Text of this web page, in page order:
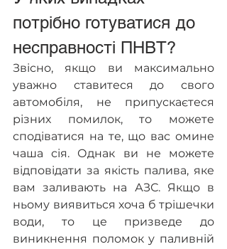
потрібно готуватися до
несправності ПНВТ?
Звісно, якщо ви максимально
уважно ставитеся до свого
автомобіля, не припускаєтеся
різних помилок, то можете
сподіватися на те, що вас омине
чаша сія. Однак ви не можете
відповідати за якість палива, яке
вам заливають на АЗС. Якщо в
ньому виявиться хоча б трішечки
води, то це призведе до
виникнення поломок у паливній